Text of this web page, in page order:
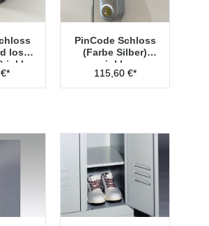
lose
inkl.
PinCode Schloss
(Farbe Silber)
inkl.
Hauptschlüssel
Typ 1
115,60 €*